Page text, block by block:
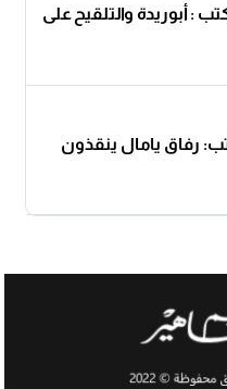
: أبوريدة والتلقيح على
رفاق يامال ينقذون